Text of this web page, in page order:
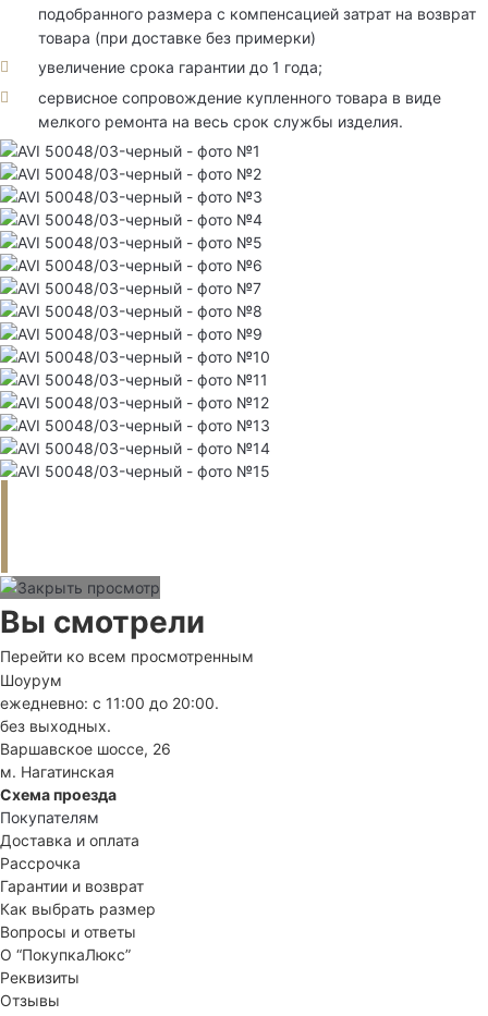
подобранного размера с компенсацией затрат на возврат
товара (при доставке без примерки)
увеличение срока гарантии до 1 года;
сервисное сопровождение купленного товара в виде
мелкого ремонта на весь срок службы изделия.
Вы смотрели
Перейти ко всем просмотренным
Шоурум
ежедневно: с 11:00 до 20:00.
без выходных.
Варшавское шоссе, 26
м. Нагатинская
Схема проезда
Покупателям
Доставка и оплата
Рассрочка
Гарантии и возврат
Как выбрать размер
Вопросы и ответы
О “ПокупкаЛюкс”
Реквизиты
Отзывы